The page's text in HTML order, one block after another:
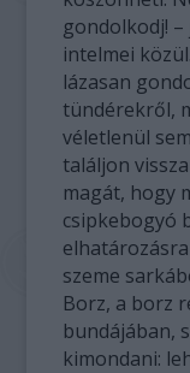
gondolkodj!
intelmei
lázasan
tündérekről,
véletlenül
találjon
magát, hogy
csipkebogyó
szeme
Borz, a borz
bundájában,
kimondani: